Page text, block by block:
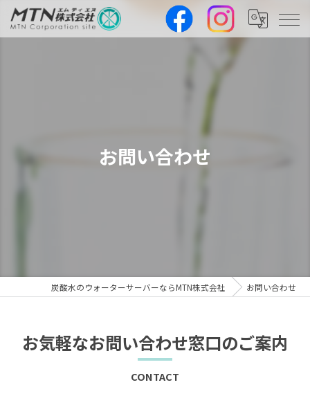
お問い合わせ
炭酸水のウォーターサーバーならMTN株式会社 お問い合わせ
お気軽なお問い合わせ窓口のご案内
CONTACT